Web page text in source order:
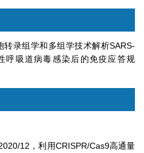
录组学和多组学技术解析SARS-
呼吸道病毒感染后的免疫应答规
12，利用CRISPR/Cas9高通量